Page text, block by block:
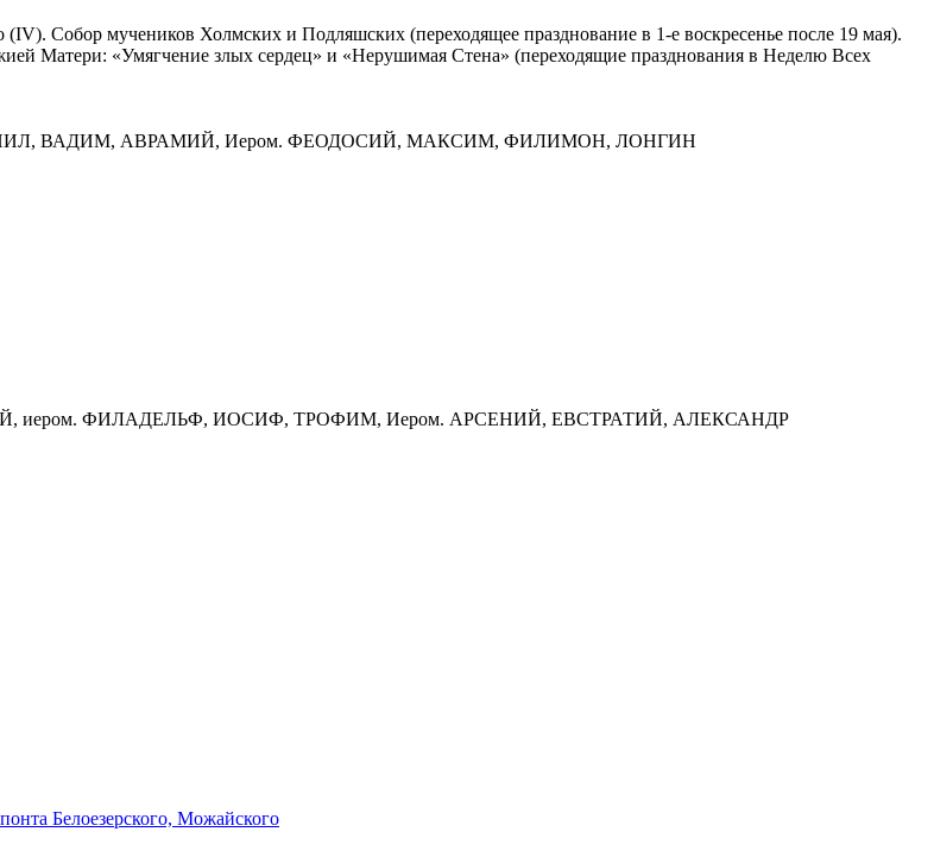
Собор мучеников Холмских и Подляшских (переходящее празднование в 1-е воскресенье после 19 мая).
Матери: «Умягчение злых сердец» и «Нерушимая Стена» (переходящие празднования в Неделю Всех
ВАДИМ, АВРАМИЙ, Иером. ФЕОДОСИЙ, МАКСИМ, ФИЛИМОН, ЛОНГИН
иером. ФИЛАДЕЛЬФ, ИОСИФ, ТРОФИМ, Иером. АРСЕНИЙ, ЕВСТРАТИЙ, АЛЕКСАНДР
Белоезерского, Можайского